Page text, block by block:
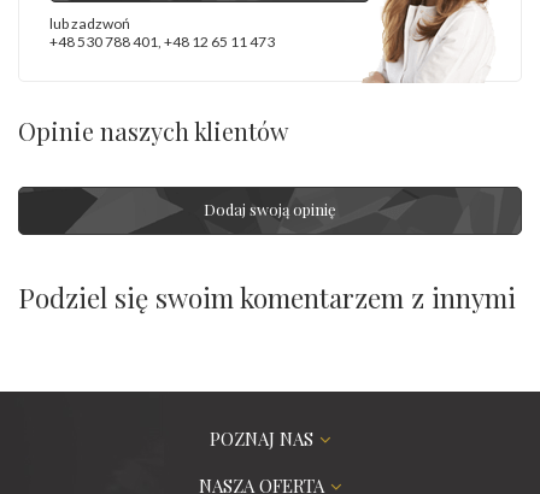
lub zadzwoń
+48 530 788 401, +48 12 65 11 473
Opinie naszych klientów
Dodaj swoją opinię
Podziel się swoim komentarzem z innymi
POZNAJ NAS
NASZA OFERTA